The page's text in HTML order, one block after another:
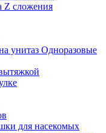
Z сложения
Одноразовые
для насекомых